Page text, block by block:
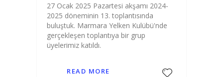
27 Ocak 2025 Pazartesi akşamı 2024-
2025 döneminin 13. toplantısında
buluştuk. Marmara Yelken Kulübü'nde
gerçekleşen toplantıya bir grup
üyelerimiz katıldı.
READ MORE